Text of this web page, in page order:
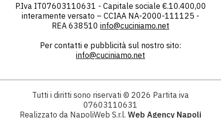
P.Iva IT07603110631 - Capitale sociale €.10.400,00
interamente versato – CCIAA NA-2000-111125 -
REA 638510 info@cuciniamo.net
Per contatti e pubblicità sul nostro sito:
info@cuciniamo.net
Tutti i diritti sono riservati © 2026 Partita iva
07603110631
Realizzato da NapoliWeb S.r.l. Web Agency Napoli